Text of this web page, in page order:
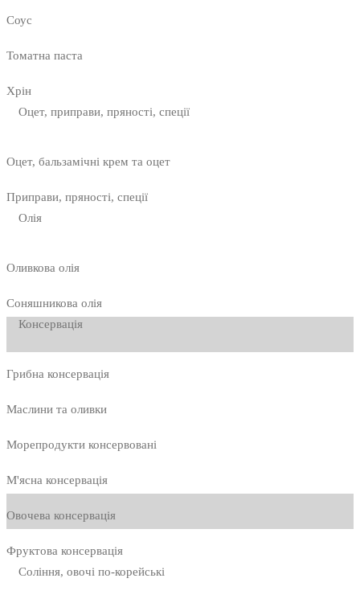
Соус
Томатна паста
Хрін
Оцет, приправи, пряності, спеції
Оцет, бальзамічні крем та оцет
Приправи, пряності, спеції
Олія
Оливкова олія
Соняшникова олія
Консервація
Грибна консервація
Маслини та оливки
Морепродукти консервовані
М'ясна консервація
Овочева консервація
Фруктова консервація
Соління, овочі по-корейські